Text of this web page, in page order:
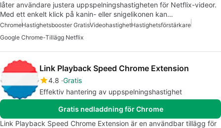
låter användare justera uppspelningshastigheten för Netflix-videor.
Med ett enkelt klick på kanin- eller snigelikonen kan…
ChromeHastighetsbooster GratisVideohastighetHastighetsförstärkare
Google Chrome-Tillägg Netflix
Link Playback Speed Chrome Extension
4.8 Gratis
Effektiv hantering av uppspelningshastighet
Gratis nedladdning för Chrome
Link Playback Speed Chrome Extension är en användbar tillägg för